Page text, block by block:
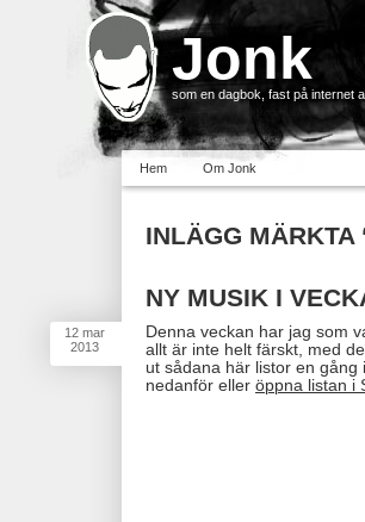
Jonk
som en dagbok, fast på internet
Hem Om Jonk
INLÄGG MÄRKTA
12 mar
2013
NY MUSIK I
Denna veckan har jag som
allt är inte helt färskt, med
ut sådana här listor en
nedanför eller öppna listan i